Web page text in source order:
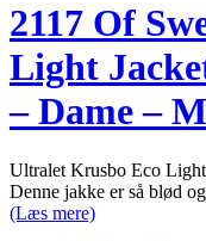
2117 Of
Light
– Dame –
Ultralet Krusbo Eco
Denne jakke er så blød
(Læs mere)